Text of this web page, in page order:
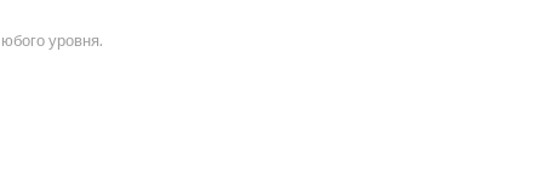
уровня.